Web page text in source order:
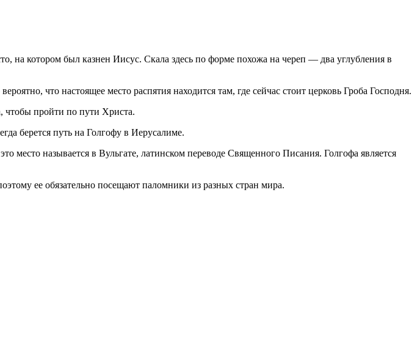
на котором был казнен Иисус. Скала здесь по форме похожа на череп — два углубления в
что настоящее место распятия находится там, где сейчас стоит церковь Гроба Господня.
чтобы пройти по пути Христа.
берется путь на Голгофу в Иерусалиме.
место называется в Вульгате, латинском переводе Священного Писания. Голгофа является
ее обязательно посещают паломники из разных стран мира.